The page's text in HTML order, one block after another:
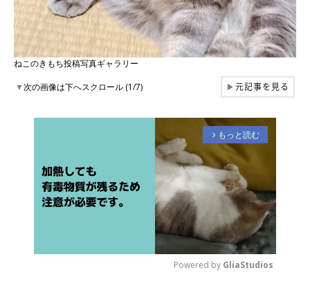
ねこのきもち投稿写真ギャラリー
▼次の画像は下へスクロール (1/7) ▶元記事を見る
arrow_forward_ios もっと読む
Powered by GliaStudios